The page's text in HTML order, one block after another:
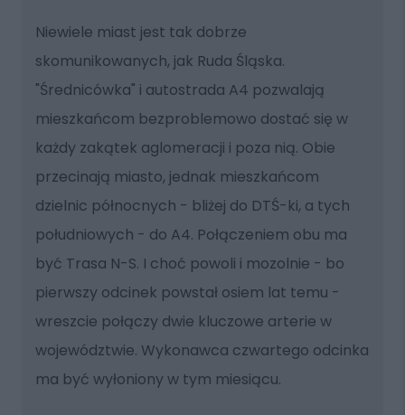
Niewiele miast jest tak dobrze
skomunikowanych, jak Ruda Śląska.
"Średnicówka" i autostrada A4 pozwalają
mieszkańcom bezproblemowo dostać się w
każdy zakątek aglomeracji i poza nią. Obie
przecinają miasto, jednak mieszkańcom
dzielnic północnych - bliżej do DTŚ-ki, a tych
południowych - do A4. Połączeniem obu ma
być Trasa N-S. I choć powoli i mozolnie - bo
pierwszy odcinek powstał osiem lat temu -
wreszcie połączy dwie kluczowe arterie w
województwie. Wykonawca czwartego odcinka
ma być wyłoniony w tym miesiącu.